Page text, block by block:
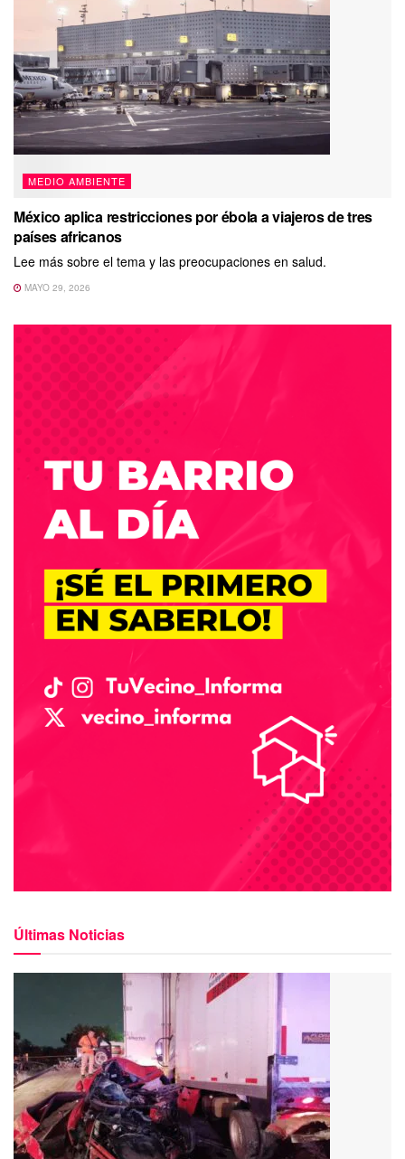
MEDIO AMBIENTE
México aplica restricciones por ébola a viajeros de tres
países africanos
Lee más sobre el tema y las preocupaciones en salud.
MAYO 29, 2026
Últimas Noticias